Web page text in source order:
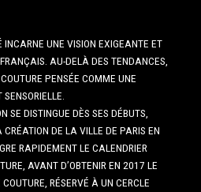
UNE VISION EXIGEANTE ET
AU-DELÀ DES TENDANCES,
PENSÉE COMME UNE
SE DISTINGUE DÈS SES DÉBUTS,
DE LA VILLE DE PARIS EN
RAPIDEMENT LE CALENDRIER
AVANT D’OBTENIR EN 2017 LE
RÉSERVÉ À UN CERCLE